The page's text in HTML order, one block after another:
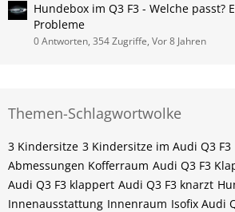
Hundebox im Q3 F3 - Welche passt?
Probleme
0 Antworten, 354 Zugriffe, Vor 8 Jahren
Themen-Schlagwortwolke
3 Kindersitze 3 Kindersitze im Audi Q3 F3
Abmessungen Kofferraum Audi ​Q3 F3
Audi ​Q3 F3 klappert Audi ​Q3 F3 knarzt
Innenausstattung Innenraum Isofix Audi